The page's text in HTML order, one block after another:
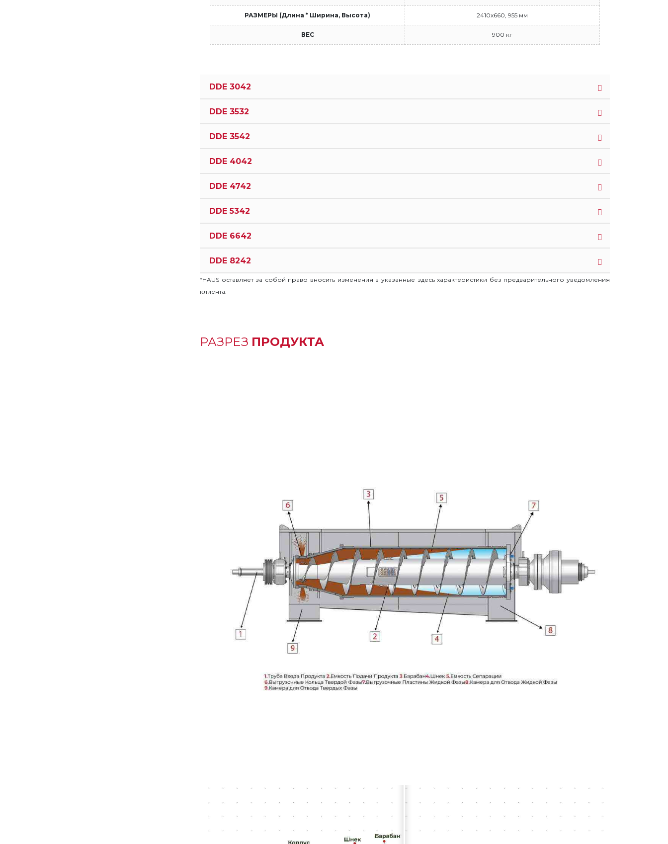
РАЗМЕРЫ (Длина * Ширина, Высота) 2410x660, 955 мм
ВЕС 900 кг
DDE 3042
DDE 3532
DDE 3542
DDE 4042
DDE 4742
DDE 5342
DDE 6642
DDE 8242
*HAUS оставляет за собой право вносить изменения в указанные здесь характеристики без предварительного уведомления
клиента.
РАЗРЕЗ ПРОДУКТА